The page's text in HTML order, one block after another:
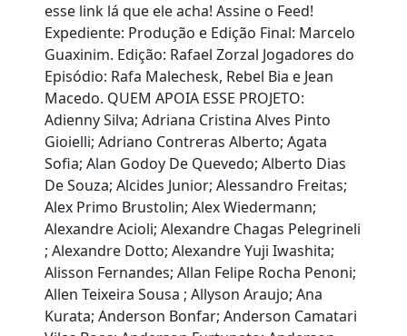
esse link lá que ele acha! Assine o Feed!
Expediente: Produção e Edição Final: Marcelo
Guaxinim. Edição: Rafael Zorzal Jogadores do
Episódio: Rafa Malechesk, Rebel Bia e Jean
Macedo. QUEM APOIA ESSE PROJETO:
Adienny Silva; Adriana Cristina Alves Pinto
Gioielli; Adriano Contreras Alberto; Agata
Sofia; Alan Godoy De Quevedo; Alberto Dias
De Souza; Alcides Junior; Alessandro Freitas;
Alex Primo Brustolin; Alex Wiedermann;
Alexandre Acioli; Alexandre Chagas Pelegrineli
; Alexandre Dotto; Alexandre Yuji Iwashita;
Alisson Fernandes; Allan Felipe Rocha Penoni;
Allen Teixeira Sousa ; Allyson Araujo; Ana
Kurata; Anderson Bonfar; Anderson Camatari